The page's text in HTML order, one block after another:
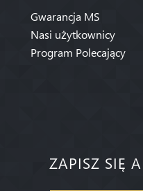
Gwarancja MS
Nasi użytkownicy
Program Polecający
ZAPISZ SIĘ